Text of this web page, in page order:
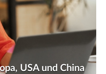
USA und China